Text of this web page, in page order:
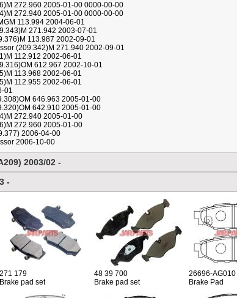
272.960 2005-01-00 0000-00-00
272.940 2005-01-00 0000-00-00
113.994 2004-06-01
271.942 2003-07-01
113.987 2002-09-01
(209.342)M 271.940 2002-09-01
112.912 2002-06-01
612.967 2002-10-01
113.968 2002-06-01
112.955 2002-06-01
01
646.963 2005-01-00
642.910 2005-01-00
272.940 2005-01-00
272.960 2005-01-00
2006-04-00
2006-10-00
2003/02 -
-
271 179
Brake pad set
48 39 700
Brake pad set
26696-AG010
Brake Pad